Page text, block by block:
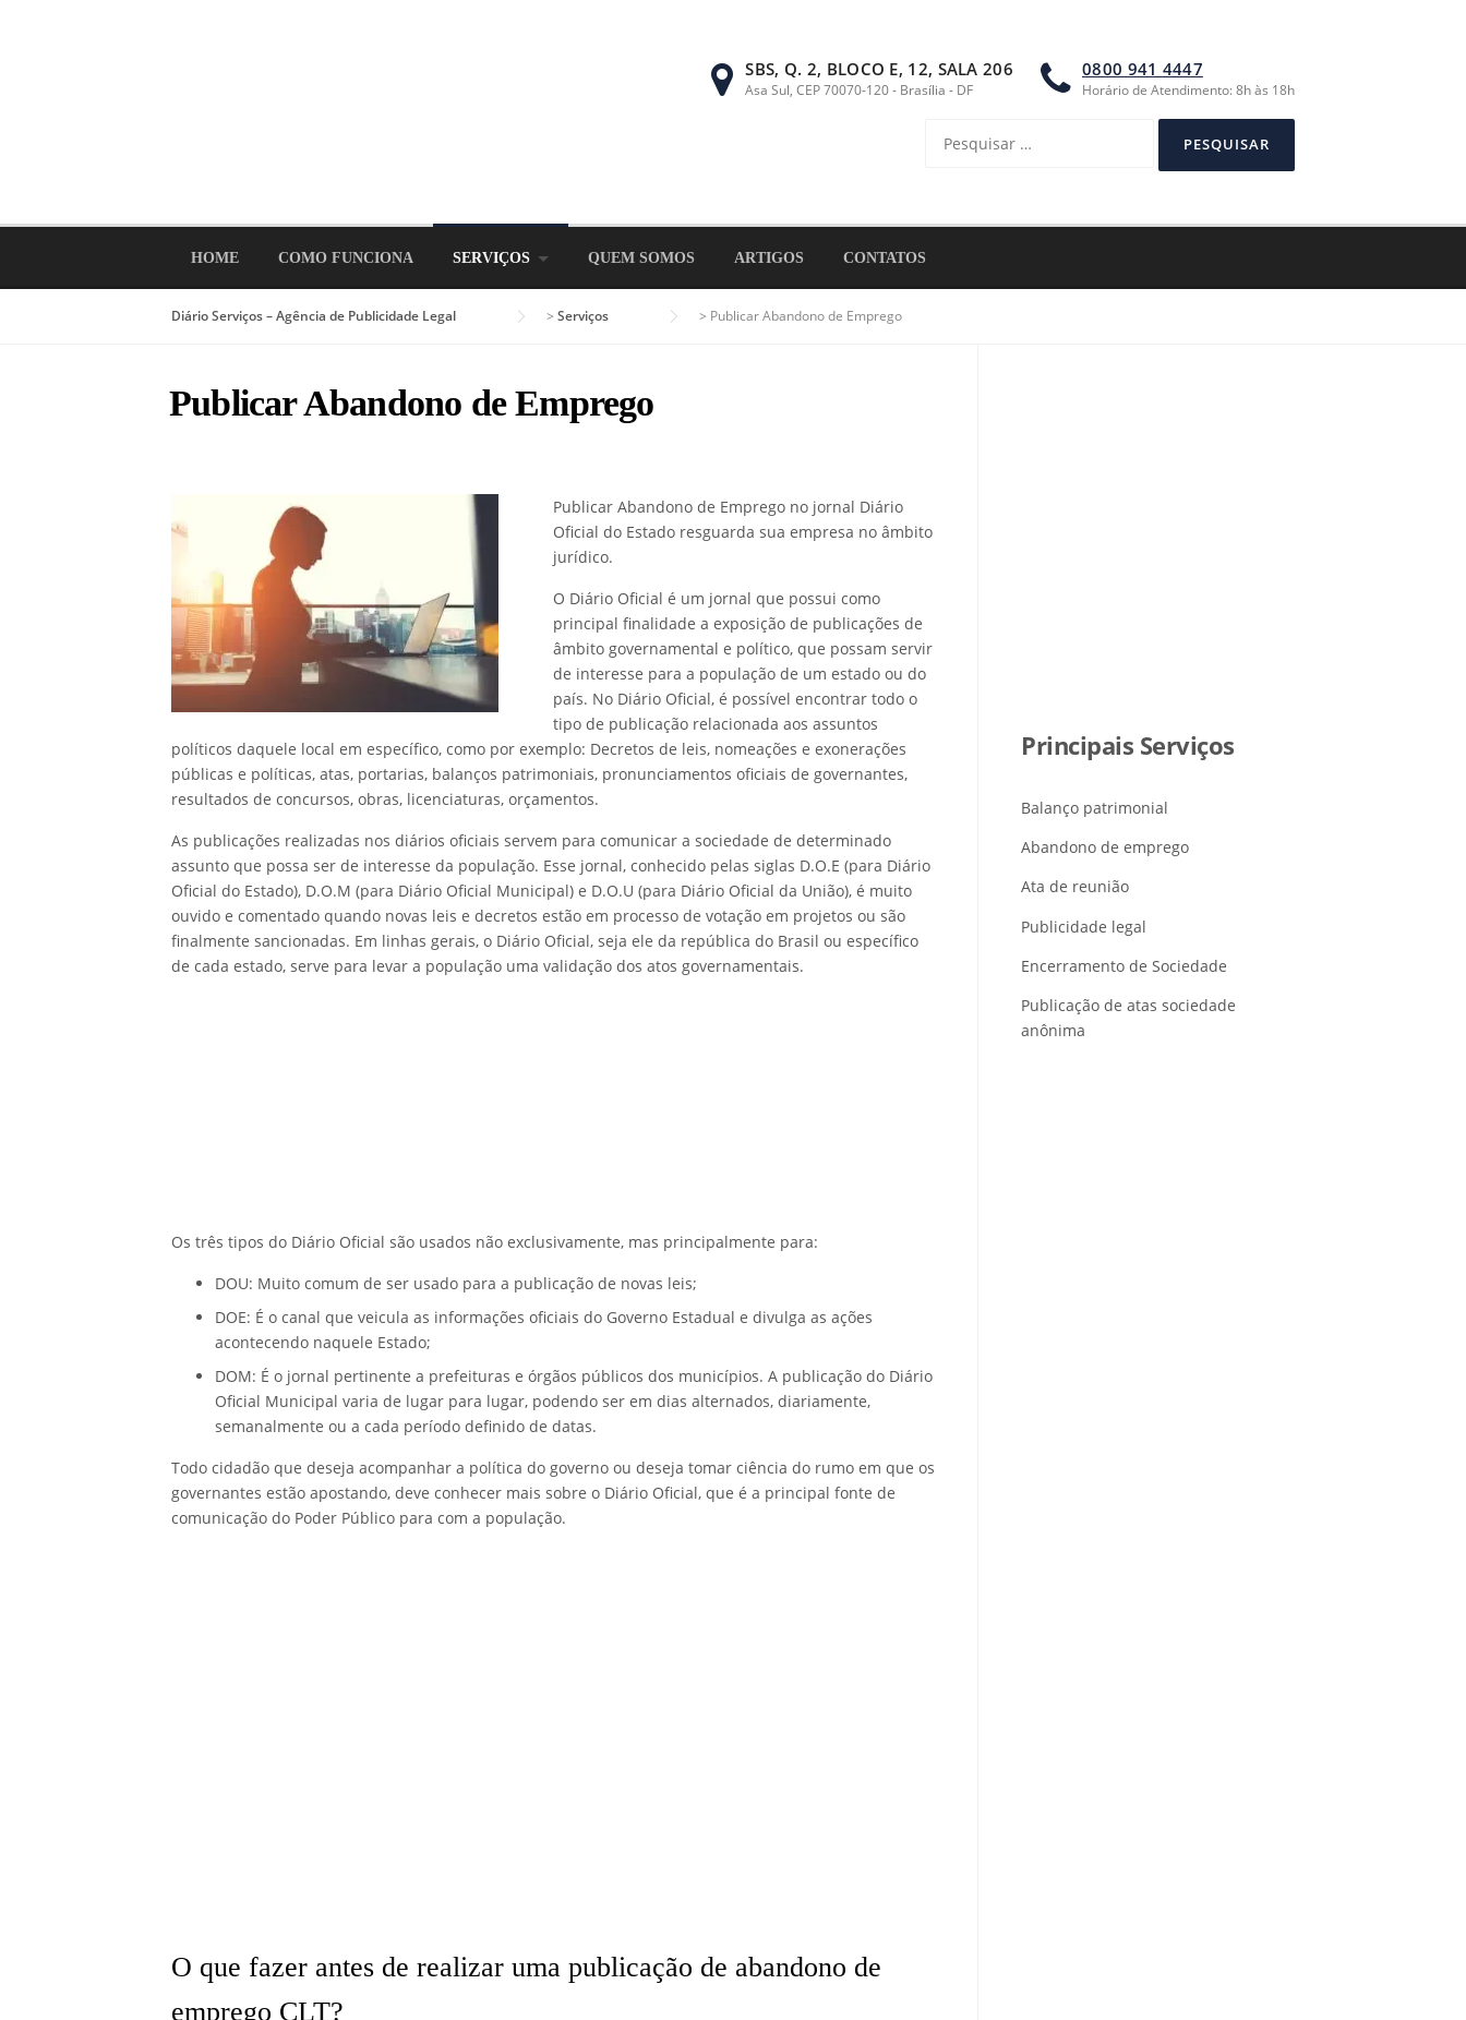
SBS, Q. 2, BLOCO E, 12, SALA 206
Asa Sul, CEP 70070-120 - Brasília - DF
0800 941 4447
Horário de Atendimento: 8h às 18h
por:
HOME COMO FUNCIONA SERVIÇOS QUEM SOMOS ARTIGOS CONTATOS
Diário Serviços – Agência de Publicidade Legal > Serviços > Publicar Abandono de Emprego
Publicar Abandono de Emprego
Publicar Abandono de Emprego no jornal Diário
Oficial do Estado resguarda sua empresa no âmbito
jurídico.
O Diário Oficial é um jornal que possui como
principal finalidade a exposição de publicações de
âmbito governamental e político, que possam servir
de interesse para a população de um estado ou do
país. No Diário Oficial, é possível encontrar todo o
tipo de publicação relacionada aos assuntos
políticos daquele local em específico, como por exemplo: Decretos de leis, nomeações e exonerações
públicas e políticas, atas, portarias, balanços patrimoniais, pronunciamentos oficiais de governantes,
resultados de concursos, obras, licenciaturas, orçamentos.
As publicações realizadas nos diários oficiais servem para comunicar a sociedade de determinado
assunto que possa ser de interesse da população. Esse jornal, conhecido pelas siglas D.O.E (para Diário
Oficial do Estado), D.O.M (para Diário Oficial Municipal) e D.O.U (para Diário Oficial da União), é muito
ouvido e comentado quando novas leis e decretos estão em processo de votação em projetos ou são
finalmente sancionadas. Em linhas gerais, o Diário Oficial, seja ele da república do Brasil ou específico
de cada estado, serve para levar a população uma validação dos atos governamentais.
Os três tipos do Diário Oficial são usados não exclusivamente, mas principalmente para:
DOU: Muito comum de ser usado para a publicação de novas leis;
DOE: É o canal que veicula as informações oficiais do Governo Estadual e divulga as ações
acontecendo naquele Estado;
DOM: É o jornal pertinente a prefeituras e órgãos públicos dos municípios. A publicação do Diário
Oficial Municipal varia de lugar para lugar, podendo ser em dias alternados, diariamente,
semanalmente ou a cada período definido de datas.
Todo cidadão que deseja acompanhar a política do governo ou deseja tomar ciência do rumo em que os
governantes estão apostando, deve conhecer mais sobre o Diário Oficial, que é a principal fonte de
comunicação do Poder Público para com a população.
O que fazer antes de realizar uma publicação de abandono de
emprego CLT?
Principais Serviços
Balanço patrimonial
Abandono de emprego
Ata de reunião
Publicidade legal
Encerramento de Sociedade
Publicação de atas sociedade
anônima